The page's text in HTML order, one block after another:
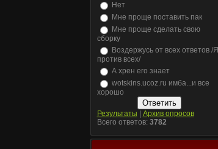
Нет
Мне проще поставить пак
Мне проще сделать свою
сборку
Воздержусь от всех ответов /Я
против всех/
А хрен его знает
wotskins.ucoz.ru имба...и все
хорошо
Результаты
Архив опросов
Всего ответов: 3782